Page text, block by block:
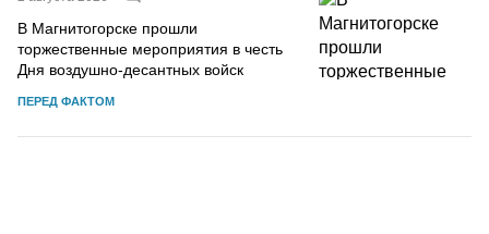
В Магнитогорске прошли
торжественные мероприятия в честь
Дня воздушно-десантных войск
ПЕРЕД ФАКТОМ